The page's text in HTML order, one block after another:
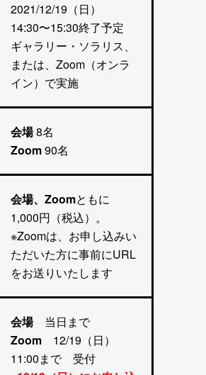
2021/12/19（日）
14:30〜15:30終了予定
ギャラリー・ソラリス、
または、Zoom（オンラ
イン）で実施
会場8名
Zoom90名
会場、Zoomともに
1,000円（税込）。
※Zoomは、お申し込みい
ただいた方に事前にURL
をお送りいたします
会場当日まで
Zoom 12/19（日）
11:00まで 受付